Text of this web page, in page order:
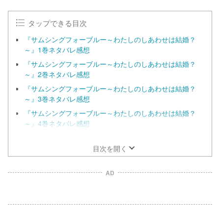
タップできる目次
『サムシングフォーブルー～わたしのしあわせは結婚？
～』1巻ネタバレ感想
『サムシングフォーブルー～わたしのしあわせは結婚？
～』2巻ネタバレ感想
『サムシングフォーブルー～わたしのしあわせは結婚？
～』3巻ネタバレ感想
『サムシングフォーブルー～わたしのしあわせは結婚？
～』4巻ネタバレ感想
目次を開く
AD